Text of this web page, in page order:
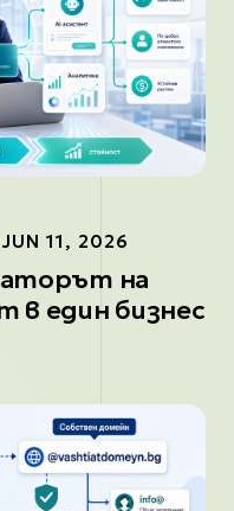
JUN 11, 2026
на
в един бизнес